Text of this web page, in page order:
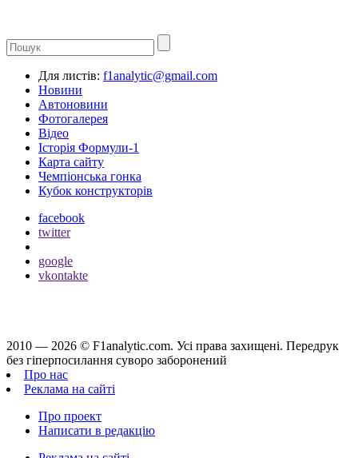
Для листів: f1analytic@gmail.com
Новини
Автоновини
Фотогалерея
Відео
Історія Формули-1
Карта сайту
Чемпіонська гонка
Кубок конструкторів
facebook
twitter
google
vkontakte
2010 — 2026 © F1analytic.com. Усi права захищенi. Передрук
без гіперпосилання суворо заборонений
Про нас
Реклама на сайті
Про проект
Написати в редакцію